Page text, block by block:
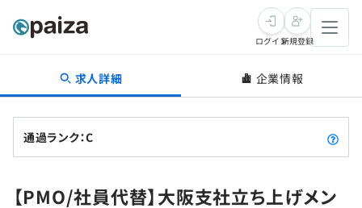
転職・キャリア
転職成功ガイド
インタビュー
新卒就活
求人検索
学習
ログイン新規登録
求人詳細 企業情報
通過ランク：C
【PMO/社員代替】大阪支社立ち上げメン